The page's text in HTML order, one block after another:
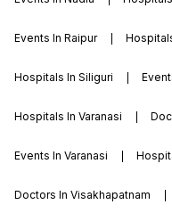
Events In Raipur
Hospitals In Siliguri
Hospitals In Varanasi
Events In Varanasi
Doctors In Visakhapatnam